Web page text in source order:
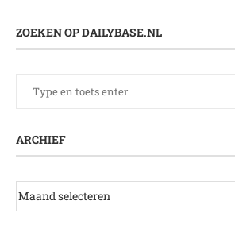
ZOEKEN OP DAILYBASE.NL
ARCHIEF